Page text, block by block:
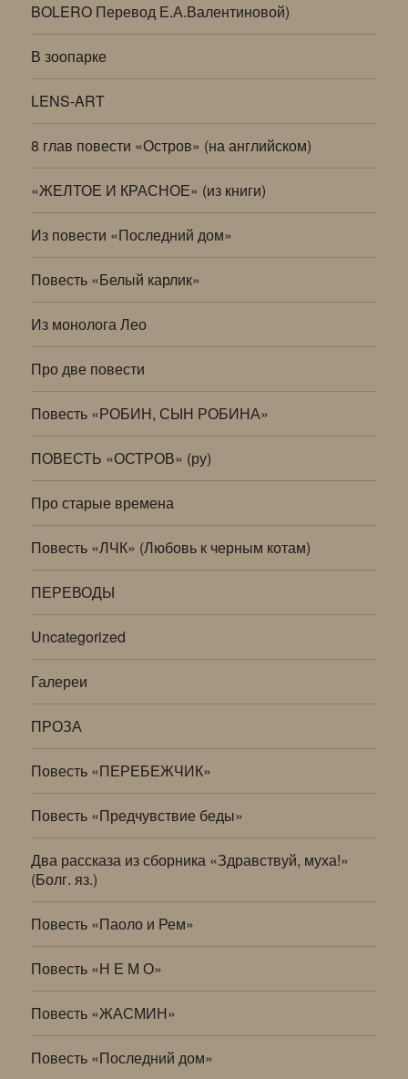
BOLERO Перевод Е.А.Валентиновой)
В зоопарке
LENS-ART
8 глав повести «Остров» (на английском)
«ЖЕЛТОЕ И КРАСНОЕ» (из книги)
Из повести «Последний дом»
Повесть «Белый карлик»
Из монолога Лео
Про две повести
Повесть «РОБИН, СЫН РОБИНА»
ПОВЕСТЬ «ОСТРОВ» (ру)
Про старые времена
Повесть «ЛЧК» (Любовь к черным котам)
ПЕРЕВОДЫ
Uncategorized
Галереи
ПРОЗА
Повесть «ПЕРЕБЕЖЧИК»
Повесть «Предчувствие беды»
Два рассказа из сборника «Здравствуй, муха!»
(Болг. яз.)
Повесть «Паоло и Рем»
Повесть «Н Е М О»
Повесть «ЖАСМИН»
Повесть «Последний дом»